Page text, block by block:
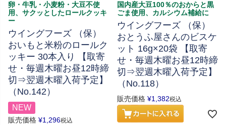
卵・牛乳・小麦粉・大豆不使
用、サクッとしたロールクッキ
ー
ウイングフーズ （保）
おいもと米粉のロールク
ッキー 30本入り 【取寄
せ・毎週木曜お昼12時締
切⇒翌週木曜入荷予定】
（No.142）
NEW
販売価格 ¥1,296税込
国内産大豆100％のおからと黒
ごま使用、カルシウム補給に
ウイングフーズ （保）
おとうふ屋さんのビスケ
ット 16g×20袋 【取寄
せ・毎週木曜お昼12時締
切⇒翌週木曜入荷予定】
（No.118）
販売価格 ¥1,382税込